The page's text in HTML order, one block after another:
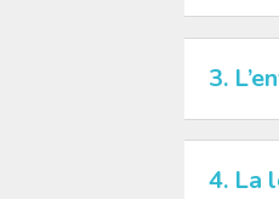
3.
4. La